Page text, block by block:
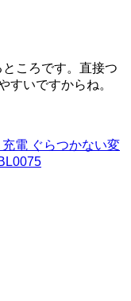
ころです。直接つ
すいですからね。
電 ぐらつかない変